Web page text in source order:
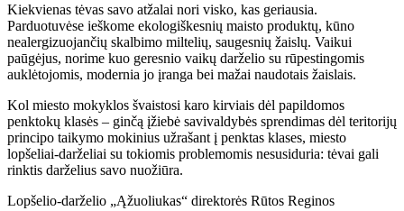
Kiekvienas tėvas savo atžalai nori visko, kas geriausia.
Parduotuvėse ieškome ekologiškesnių maisto produktų, kūno
nealergizuojančių skalbimo miltelių, saugesnių žaislų. Vaikui
paūgėjus, norime kuo geresnio vaikų darželio su rūpestingomis
auklėtojomis, modernia jo įranga bei mažai naudotais žaislais.
Kol miesto mokyklos švaistosi karo kirviais dėl papildomos
penktokų klasės – ginčą įžiebė savivaldybės sprendimas dėl teritorijų
principo taikymo mokinius užrašant į penktas klases, miesto
lopšeliai-darželiai su tokiomis problemomis nesusiduria: tėvai gali
rinktis darželius savo nuožiūra.
Lopšelio-darželio „Ąžuoliukas“ direktorės Rūtos Reginos